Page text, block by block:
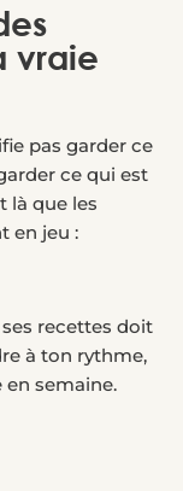
vraie
pas garder ce
ce qui est
là que les
en jeu :
recettes doit
à ton rythme,
semaine.